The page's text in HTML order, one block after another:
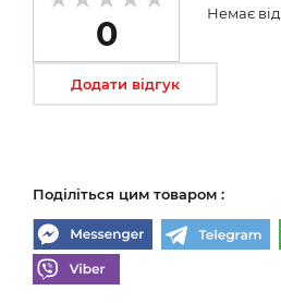
0
Немає
Додати відгук
Поділіться цим товаром :